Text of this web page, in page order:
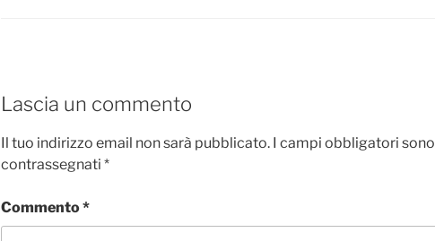
Lascia un commento
Il tuo indirizzo email non sarà pubblicato. I campi obbligatori sono
contrassegnati *
Commento*